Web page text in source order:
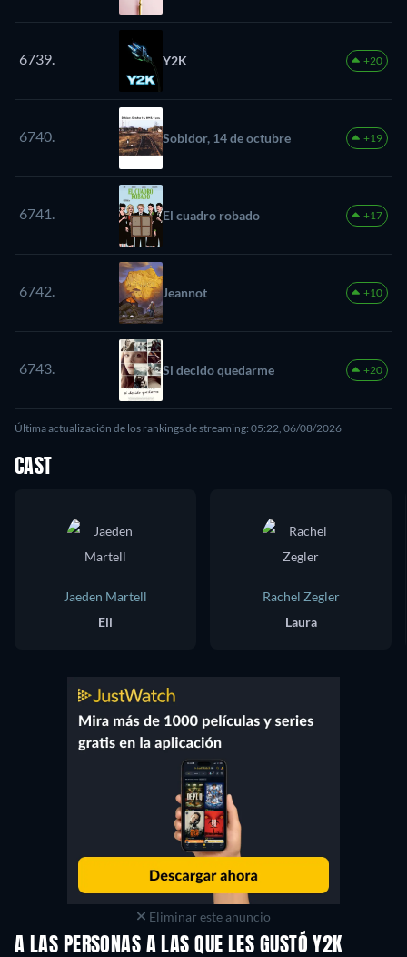
6739. Y2K +20
6740. Sobidor, 14 de octubre +19
6741. El cuadro robado +17
6742. Jeannot +10
6743. Si decido quedarme +20
Última actualización de los rankings de streaming: 05:22, 06/08/2026
CAST
Jaeden Martell
Eli
Rachel Zegler
Laura
Eliminar este anuncio
A LAS PERSONAS A LAS QUE LES GUSTÓ Y2K